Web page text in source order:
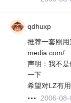
qdhuxp
推荐一套刚
media.com/
声明：我不
一下
希望对LZ有用
2006-08-